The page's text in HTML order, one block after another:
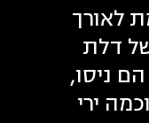
לאורך
דלת
ניסו,
ירי